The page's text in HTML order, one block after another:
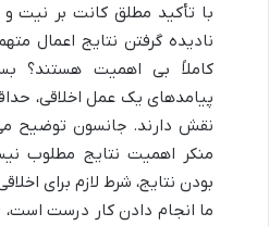
با تأکید مطلق کانت بر نیت و
نادیده گرفتن نتایج اعمال
کاملاً بی اهمیت هستند؟
پیامدهای یک عمل اخلاقی،
نقش دارند. جانسون توضیح
منکر اهمیت نتایج مطلوب
بودن نتایج، شرط لازم برای
ما انجام دادن کار درست است،